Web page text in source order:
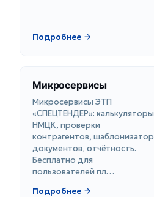
Подробнее →
Микросервисы
Микросервисы ЭТП
«СПЕЦТЕНДЕР»: калькуляторы
НМЦК, проверки
контрагентов, шаблонизатор
документов, отчётность.
Бесплатно для
пользователей пл…
Подробнее →